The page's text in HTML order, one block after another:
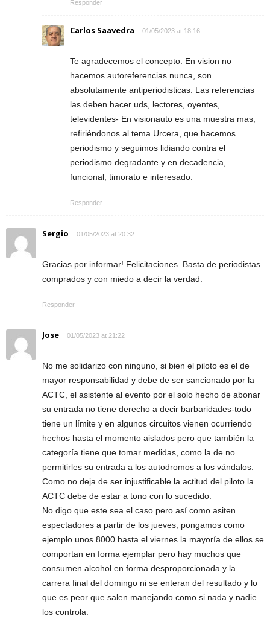
Responder
Carlos Saavedra 01/05/2023 at 18:16
Te agradecemos el concepto. En vision no
hacemos autoreferencias nunca, son
absolutamente antiperiodisticas. Las referencias
las deben hacer uds, lectores, oyentes,
televidentes- En visionauto es una muestra mas,
refiriéndonos al tema Urcera, que hacemos
periodismo y seguimos lidiando contra el
periodismo degradante y en decadencia,
funcional, timorato e interesado.
Responder
Sergio 01/05/2023 at 20:32
Gracias por informar! Felicitaciones. Basta de periodistas
comprados y con miedo a decir la verdad.
Responder
Jose 01/05/2023 at 21:22
No me solidarizo con ninguno, si bien el piloto es el de
mayor responsabilidad y debe de ser sancionado por la
ACTC, el asistente al evento por el solo hecho de abonar
su entrada no tiene derecho a decir barbaridades-todo
tiene un límite y en algunos circuitos vienen ocurriendo
hechos hasta el momento aislados pero que también la
categoría tiene que tomar medidas, como la de no
permitirles su entrada a los autodromos a los vándalos.
Como no deja de ser injustificable la actitud del piloto la
ACTC debe de estar a tono con lo sucedido.
No digo que este sea el caso pero así como asiten
espectadores a partir de los jueves, pongamos como
ejemplo unos 8000 hasta el viernes la mayoría de ellos se
comportan en forma ejemplar pero hay muchos que
consumen alcohol en forma desproporcionada y la
carrera final del domingo ni se enteran del resultado y lo
que es peor que salen manejando como si nada y nadie
los controla.